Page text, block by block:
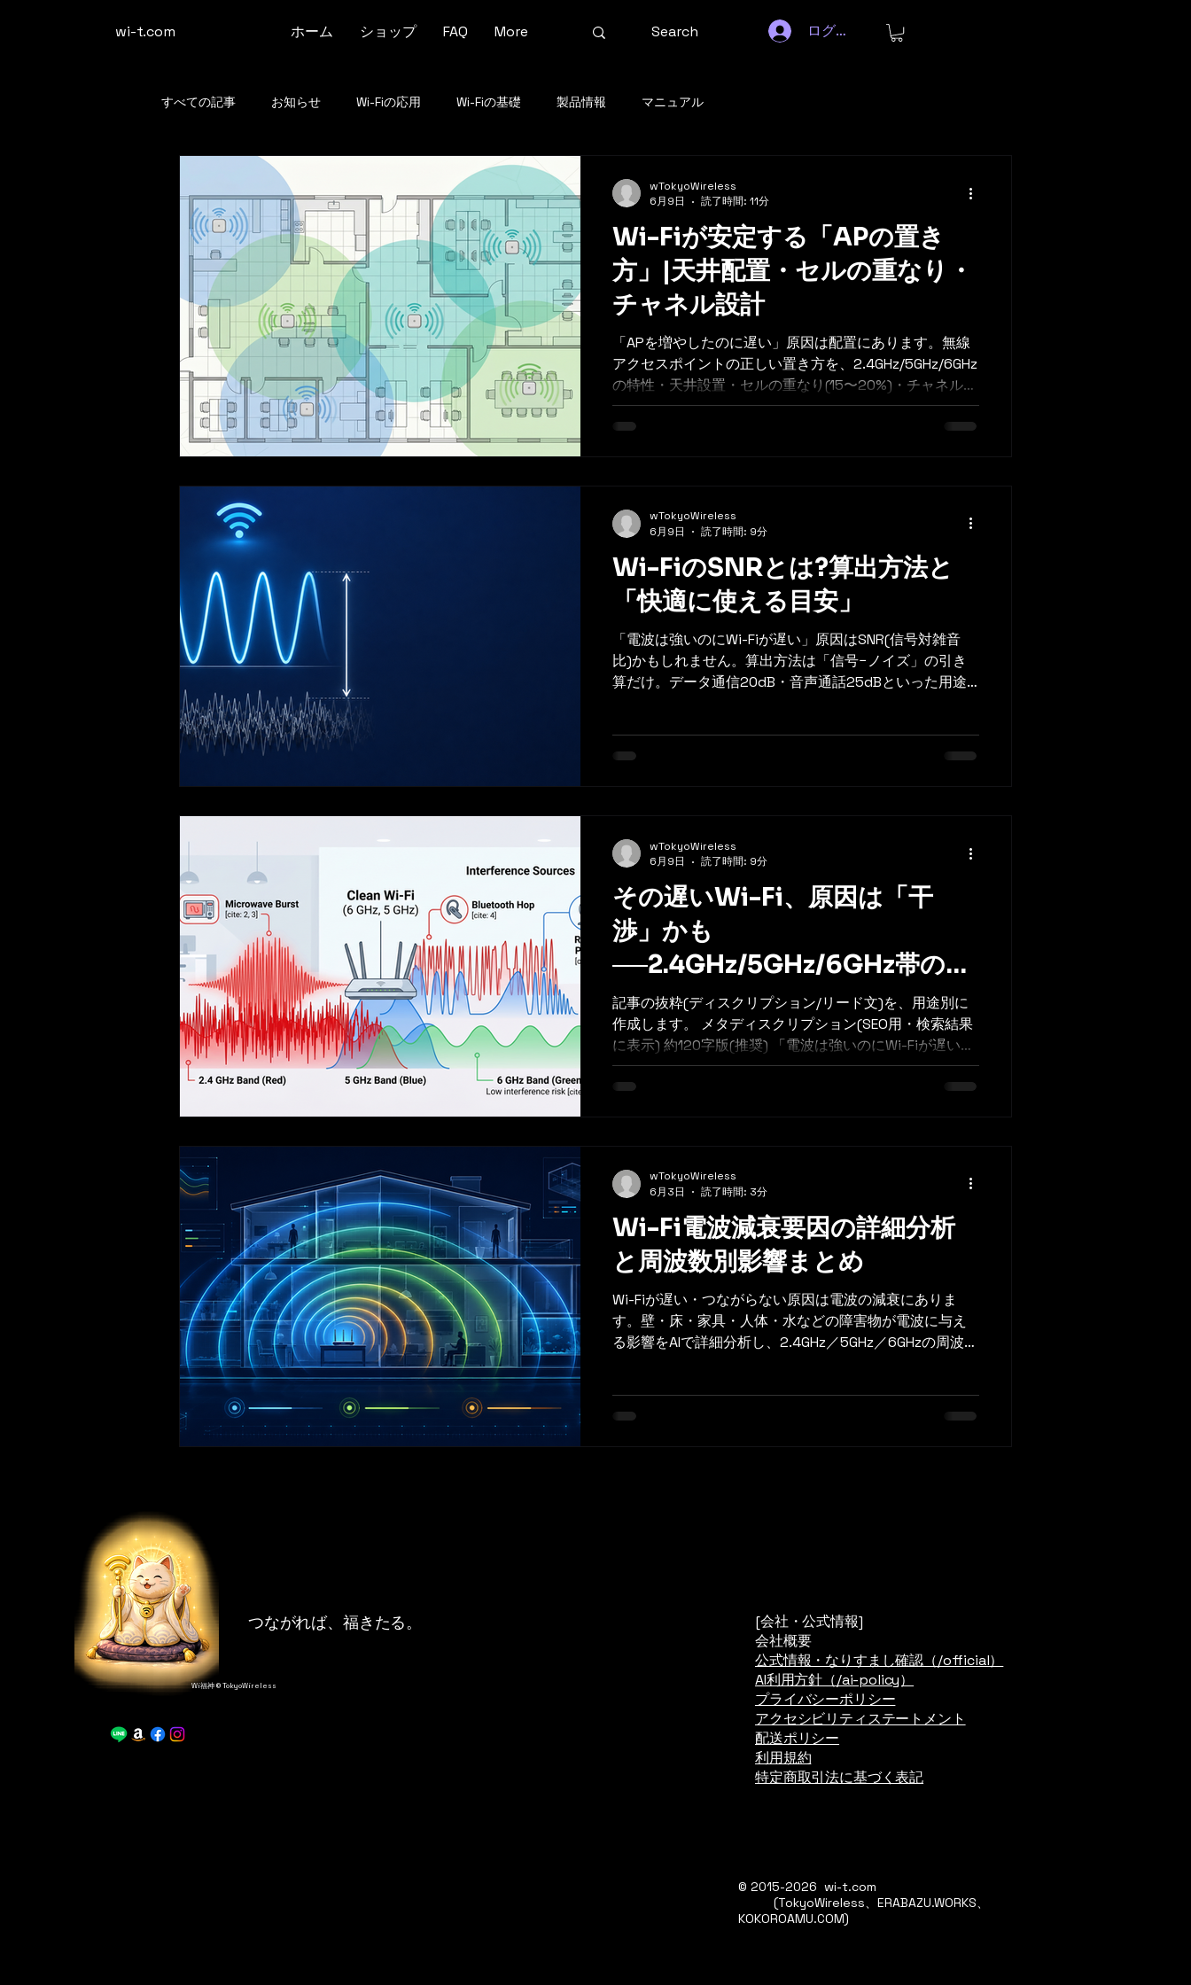
​wi-t.com ホーム ショップ FAQ More ログイン
すべての記事 お知らせ Wi-Fiの応用 Wi-Fiの基礎 製品情報 マニュアル
Wi-Fiが安定する「APの置き
方」|天井配置・セルの重なり・
チャネル設計
「APを増やしたのに遅い」原因は配置にあります。無線
アクセスポイントの正しい置き方を、2.4GHz/5GHz/6GHz
の特性・天井設置・セルの重なり(15〜20%)・チャネル設
計まで、Cisco公式など出典付きで解説。中小企業のネッ
トワーク構築に役立つ実務ガイドです。
wTokyoWireless
6月9日
読了時間: 11分
Wi-FiのSNRとは?算出方法と
「快適に使える目安」
「電波は強いのにWi-Fiが遅い」原因はSNR(信号対雑音
比)かもしれません。算出方法は「信号−ノイズ」の引き
算だけ。データ通信20dB・音声通話25dBといった用途
wTokyoWireless
6月9日
読了時間: 9分
その遅いWi-Fi、原因は「干
渉」かも
──2.4GHz/5GHz/6GHz帯の干
渉源を出典付きで整理
記事の抜粋(ディスクリプション/リード文)を、用途別に
作成します。 メタディスクリプション(SEO用・検索結果
に表示) 約120字版(推奨) 「電波は強いのにWi-Fiが遅い・
切れる」原因は電波干渉かもしれません。
2.4GHz/5GHz/6GHz帯ごとに、電子レンジ・Bluetooth・
wTokyoWireless
6月9日
読了時間: 9分
Wi-Fi電波減衰要因の詳細分析
と周波数別影響まとめ
Wi-Fiが遅い・つながらない原因は電波の減衰にありま
す。壁・床・家具・人体・水などの障害物が電波に与え
る影響をAIで詳細分析し、2.4GHz／5GHz／6GHzの周波数
wTokyoWireless
6月3日
読了時間: 3分
Wi福神 © TokyoWireless
つながれば、福きたる。
[会社・公式情報]
会社概要
公式情報・なりすまし確認（/official）
AI利用方針（/ai-policy）
プライバシーポリシー
アクセシビリティステートメント
配送ポリシー
利用規約
特定商取引法に基づく表記
© 2015-2026 wi-t.com
(TokyoWireless、ERABAZU.WORKS、
KOKOROAMU.COM)